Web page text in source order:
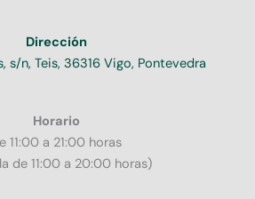
Dirección
s/n, Teis, 36316 Vigo, Pontevedra
Horario
11:00 a 21:00 horas
de 11:00 a 20:00 horas)